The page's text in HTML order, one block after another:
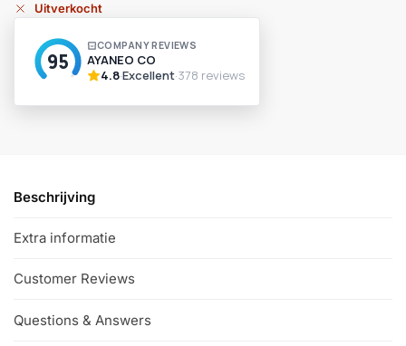
Uitverkocht
Beschrijving
Extra informatie
Customer Reviews
Questions & Answers